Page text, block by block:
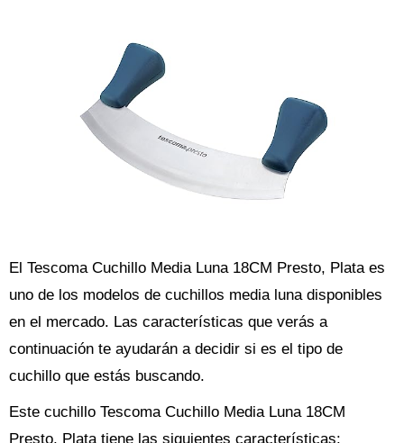
El Tescoma Cuchillo Media Luna 18CM Presto, Plata es
uno de los modelos de cuchillos media luna disponibles
en el mercado. Las características que verás a
continuación te ayudarán a decidir si es el tipo de
cuchillo que estás buscando.
Este cuchillo Tescoma Cuchillo Media Luna 18CM
Presto, Plata tiene las siguientes características: